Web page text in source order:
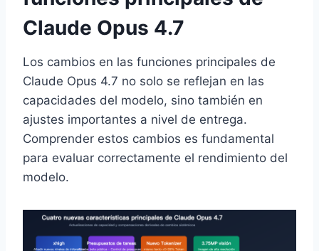
Claude Opus 4.7
Los cambios en las funciones principales de
Claude Opus 4.7 no solo se reflejan en las
capacidades del modelo, sino también en
ajustes importantes a nivel de entrega.
Comprender estos cambios es fundamental
para evaluar correctamente el rendimiento del
modelo.